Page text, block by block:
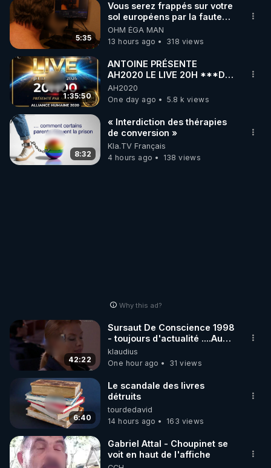
5:35
Vous serez frappés sur votre
sol européens par la faute
des dirigeants qui s'en
mettent dans le nez
OHM ÉGA MAN
13 hours ago
318 views
1:35:50
ANTOINE PRÉSENTE
AH2020 LE LIVE 20H ***DU
06/08/2026***
AH2020
One day ago
5.8 k views
8:32
« Interdiction des thérapies
de conversion »
Kla.TV Français
4 hours ago
138 views
Why this ad?
42:22
Sursaut De Conscience 1998
- toujours d'actualité ....Au
Dela Du Réel
klaudius
One hour ago
31 views
6:40
Le scandale des livres
détruits
tourdedavid
14 hours ago
163 views
Gabriel Attal - Choupinet se
voit en haut de l'affiche